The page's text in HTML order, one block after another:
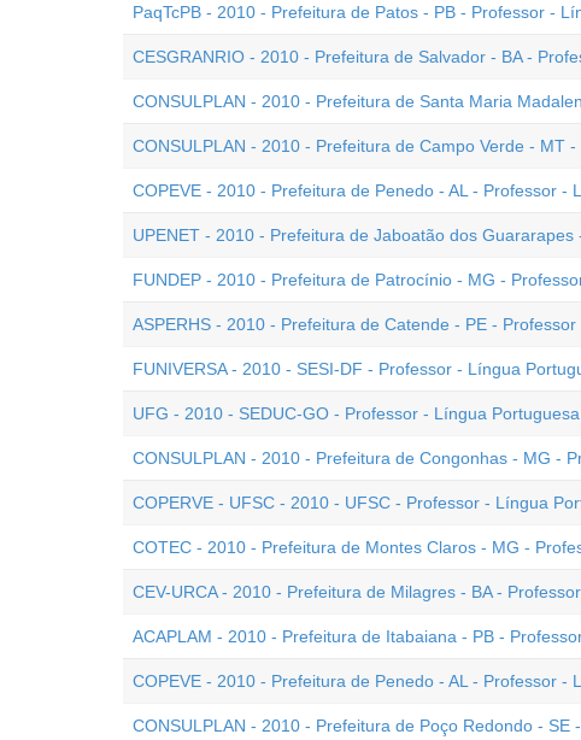
PaqTcPB - 2010 - Prefeitura de Patos - PB - Professor -
CESGRANRIO - 2010 - Prefeitura de Salvador - BA -
CONSULPLAN - 2010 - Prefeitura de Santa Maria
CONSULPLAN - 2010 - Prefeitura de Campo Verde - MT
COPEVE - 2010 - Prefeitura de Penedo - AL - Professor -
UPENET - 2010 - Prefeitura de Jaboatão dos
FUNDEP - 2010 - Prefeitura de Patrocínio - MG -
ASPERHS - 2010 - Prefeitura de Catende - PE -
FUNIVERSA - 2010 - SESI-DF - Professor - Língua
UFG - 2010 - SEDUC-GO - Professor - Língua Portuguesa
CONSULPLAN - 2010 - Prefeitura de Congonhas - MG -
COPERVE - UFSC - 2010 - UFSC - Professor - Língua
COTEC - 2010 - Prefeitura de Montes Claros - MG -
CEV-URCA - 2010 - Prefeitura de Milagres - BA -
ACAPLAM - 2010 - Prefeitura de Itabaiana - PB -
COPEVE - 2010 - Prefeitura de Penedo - AL - Professor -
CONSULPLAN - 2010 - Prefeitura de Poço Redondo - SE